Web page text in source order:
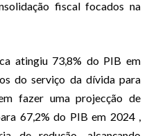
fiscal focados na
atingiu 73,8% do PIB em
do serviço da dívida para
fazer uma projecção de
67,2% do PIB em 2024 ,